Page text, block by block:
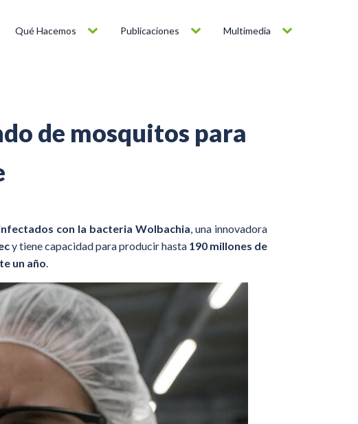
Qué Hacemos Publicaciones Multimedia
de mosquitos para
con la bacteria Wolbachia, una innovadora
y tiene capacidad para producir hasta 190 millones de
un año.